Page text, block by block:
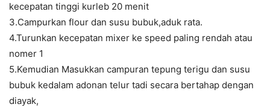
kecepatan tinggi kurleb 20 menit
3.Campurkan flour dan susu bubuk,aduk rata.
4.Turunkan kecepatan mixer ke speed paling rendah atau
nomer 1
5.Kemudian Masukkan campuran tepung terigu dan susu
bubuk kedalam adonan telur tadi secara bertahap dengan
diayak,